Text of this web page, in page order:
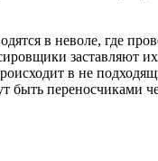
в неволе, где
в не
переносчиками